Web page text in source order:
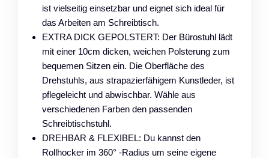
ist vielseitig einsetzbar und eignet sich ideal für
das Arbeiten am Schreibtisch.
EXTRA DICK GEPOLSTERT: Der Bürostuhl lädt
mit einer 10cm dicken, weichen Polsterung zum
bequemen Sitzen ein. Die Oberfläche des
Drehstuhls, aus strapazierfähigem Kunstleder, ist
pflegeleicht und abwischbar. Wähle aus
verschiedenen Farben den passenden
Schreibtischstuhl.
DREHBAR & FLEXIBEL: Du kannst den
Rollhocker im 360° -Radius um seine eigene